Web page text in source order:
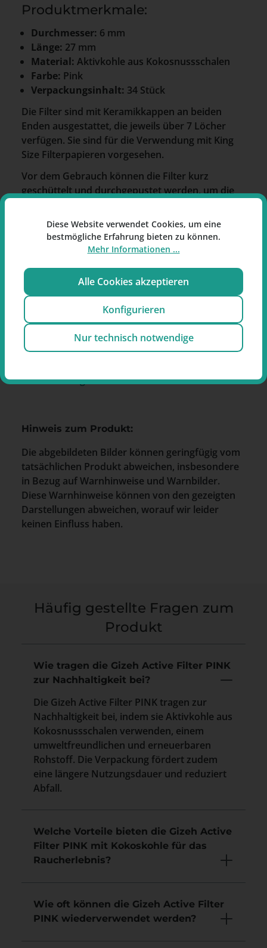
Produktmerkmale:
Durchmesser: 6 mm
Länge: 27 mm
Material: Aktivkohle aus Kokosnussschalen
Farbe: Pink
Verpackungsinhalt: 34 Stück
Die Filter sind mit Keramikkappen an beiden
Enden ausgestattet, die jeweils über 7 Löcher
verfügen. Sie sind für die Verwendung mit King
Size Filterpapieren vorgesehen.
Vor dem Gebrauch können die Filter kurz
geschüttelt und durchgepustet werden, um die
Aufbewahrung.
Hersteller
GIZEH Raucherbedarf GmbH
Bunsenstraße 12
51647 Gummersbach
E-Mail:info@gizeh-online.de
Hinweis zum Produkt:
Die abgebildeten Bilder können geringfügig vom
tatsächlichen Produkt abweichen, insbesondere
in Bezug auf Warnhinweise und Warnbilder.
Diese Warnhinweise können von den gezeigten
Darstellungen abweichen, worauf wir leider
keinen Einfluss haben.
Häufig gestellte Fragen zum
Produkt
Wie tragen die Gizeh Active Filter PINK
zur Nachhaltigkeit bei?
Die Gizeh Active Filter PINK tragen zur
Nachhaltigkeit bei, indem sie Aktivkohle aus
Kokosnussschalen verwenden, einem
umweltfreundlichen und erneuerbaren
Rohstoff. Die Verpackung fördert zudem
eine längere Nutzungsdauer und reduziert
Abfall.
Welche Vorteile bieten die Gizeh Active
Filter PINK mit Kokoskohle für das
Raucherlebnis?
Wie oft können die Gizeh Active Filter
PINK wiederverwendet werden?
Diese Website verwendet Cookies, um eine
bestmögliche Erfahrung bieten zu können.
Mehr Informationen ...
Alle Cookies akzeptieren
Konfigurieren
Nur technisch notwendige